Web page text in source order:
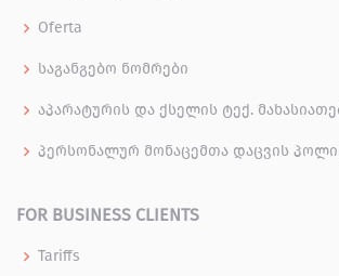
Oferta
საგანგებო ნომრები
აპარატურის და ქსელის ტექ.
პერსონალურ მონაცემთა დაცვის
FOR BUSINESS CLIENTS
Tariffs